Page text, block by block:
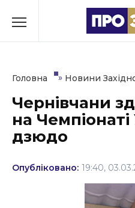
до
Культура
Освіта
Події
Головна » Новини
Чернівчани
на
дзюдо
Опубліковано: 19:40,